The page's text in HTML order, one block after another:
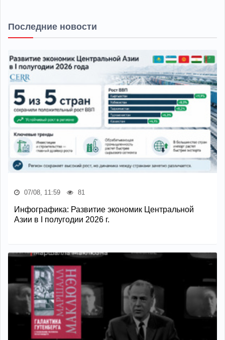
Последние новости
07/08, 11:59 81
Инфографика: Развитие экономик Центральной
Азии в I полугодии 2026 г.